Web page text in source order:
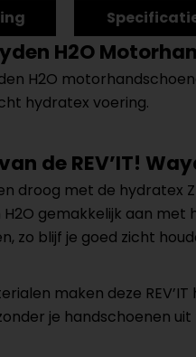
H2O
H2O
hydratex voering.
de REV’IT!
droog met de hydratex
H2O gemakkelijk aan
zo blijf je goed zicht
maken deze
je handschoenen